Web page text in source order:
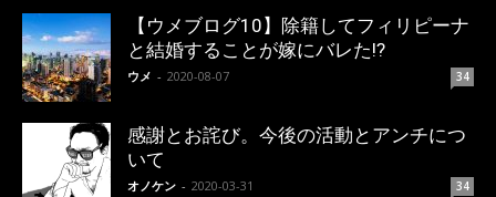
【ウメブログ10】除籍してフィリピーナ
と結婚することが嫁にバレた!?
ウメ - 2020-08-07 34
感謝とお詫び。今後の活動とアンチにつ
いて
オノケン - 2020-03-31 34